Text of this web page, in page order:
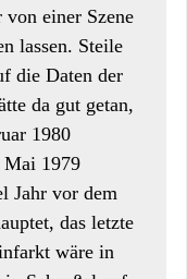
einer Szene
lassen. Steile
die Daten der
da gut getan,
1980
Mai 1979
Jahr vor dem
das letzte
wäre in